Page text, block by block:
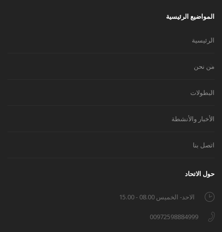
المواضيع الرئيسية
الرئيسية
من نحن
البطولات
الأخبار والأنشطة
اتصل بنا
حول الاتحاد
الاحد- الخميس 08.00 - 15.00
00972598884999